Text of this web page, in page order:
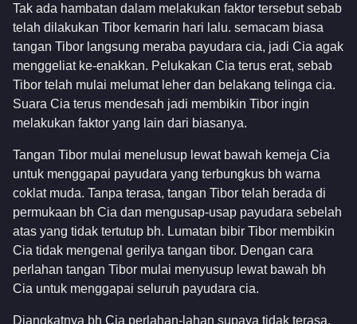
Tak ada hambatan dalam melakukan faktor tersebut sebab
telah dilakukan Tibor kemarin hari lalu. semacam biasa
tangan Tibor langsung meraba payudara cia, jadi Cia agak
menggeliat ke-enakkan. Pelukakan Cia terus erat, sebab
Tibor telah mulai melumat leher dan belakang telinga cia.
Suara Cia terus mendesah jadi membikin Tibor ingin
melakukan faktor yang lain dari biasanya.
Tangan Tibor mulai menelusup lewat bawah kemeja Cia
untuk menggapai payudara yang terbungkus bh warna
coklat muda. Tanpa terasa, tangan Tibor telah berada di
permukaan bh Cia dan mengusap-usap payudara sebelah
atas yang tidak tertutup bh. Lumatan bibir Tibor membikin
Cia tidak mengenal gerilya tangan tibor. Dengan cara
perlahan tangan Tibor mulai menyusup lewat bawah bh
Cia untuk menggapai seluruh payudara cia.
Diangkatnya bh Cia perlahan-lahan supaya tidak terasa.